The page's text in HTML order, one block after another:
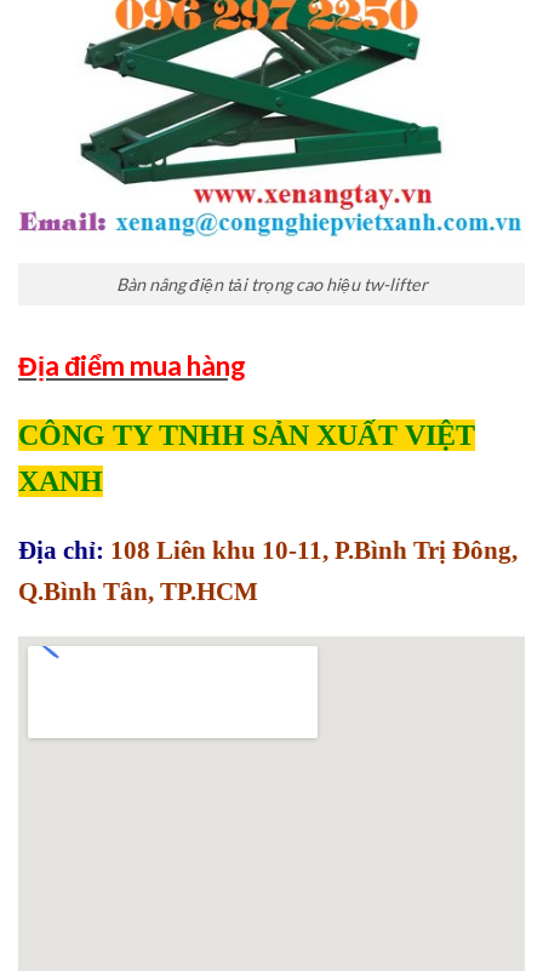
Bàn nâng điện tải trọng cao hiệu tw-lifter
Địa điểm mua hàng
CÔNG TY TNHH SẢN XUẤT VIỆT
XANH
Địa chỉ: 108 Liên khu 10-11, P.Bình Trị Đông,
Q.Bình Tân, TP.HCM